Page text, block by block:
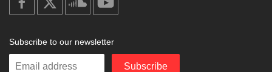
facebook
soundcloud
Subscribe to our newsletter
Enter
Subscribe